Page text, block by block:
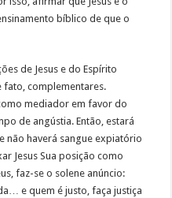
bíblico de que o
de Jesus e do Espírito
fato, complementares.
mediador em favor do
de angústia. Então, estará
não haverá sangue expiatório
Jesus Sua posição como
faz-se o solene anúncio:
e quem é justo, faça justiça